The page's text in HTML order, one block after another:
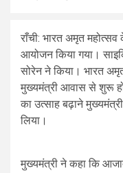
राँची: भारत अमृत
आयोजन किया गया।
सोरेन ने किया। भारत
मुख्यमंत्री आवास से शुरू
का उत्साह बढ़ाने
लिया।
मुख्यमंत्री ने कहा कि